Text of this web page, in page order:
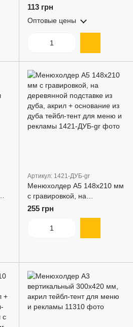
мм, с визитницей, акрил
рекламы
113 грн
Оптовые цены
Артикул: 1421-ДУБ-gr
Менюхолдер А5 148x210 мм
с гравировкой, на
деревянной подставке из
дуба, акрил + основание из
дуба тейбл-тент для меню и
255 грн